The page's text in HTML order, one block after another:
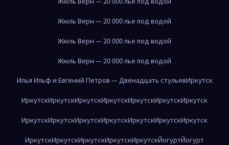
Жюль Верн — 20 000 лье под водой
Жюль Верн — 20 000 лье под водой
Жюль Верн — 20 000 лье под водой
Илья Ильф и Евгений Петров — Двенадцать стульевИркутск
ИркутскИркутскИркутскИркутскИркутскИркутскИркутск
ИркутскИркутскИркутскИркутскИркутскИркутскИркутск
ИркутскИркутскИркутскИркутскИркутскЙогуртЙогурт